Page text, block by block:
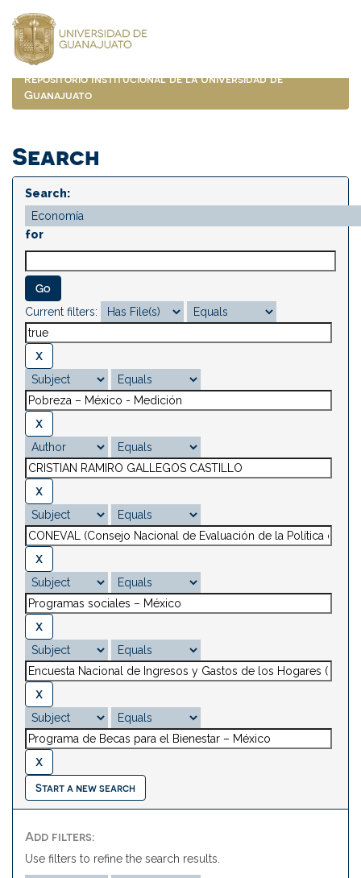
navigation
Repositorio Institucional de la Universidad de
Guanajuato
Search
Search:
for
Current filters:
Start a new search
Add filters:
Use filters to refine the search results.